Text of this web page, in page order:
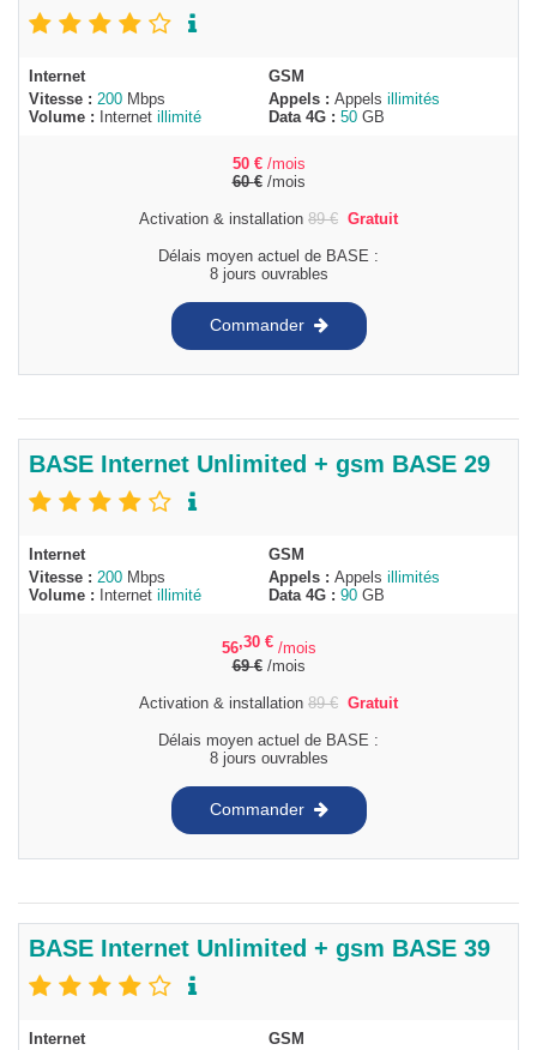
Internet
Vitesse : 200 Mbps
Volume : Internet illimité
GSM
Appels : Appels illimités
Data 4G : 50 GB
50 € /mois
60€/mois
Activation & installation 89€ Gratuit
Délais moyen actuel de BASE :
8 jours ouvrables
Commander
BASE Internet Unlimited + gsm BASE 29
Internet
Vitesse : 200 Mbps
Volume : Internet illimité
GSM
Appels : Appels illimités
Data 4G : 90 GB
56,30 € /mois
69€/mois
Activation & installation 89€ Gratuit
Délais moyen actuel de BASE :
8 jours ouvrables
Commander
BASE Internet Unlimited + gsm BASE 39
Internet
GSM